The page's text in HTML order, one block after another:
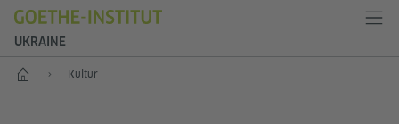
UKRAINE
Start Kultur